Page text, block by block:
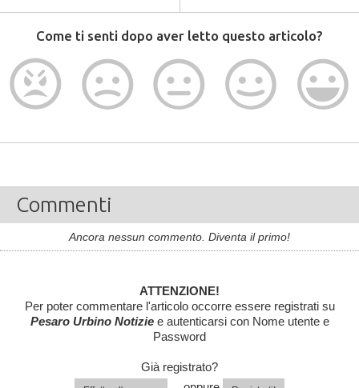
Come ti senti dopo aver letto questo articolo?
Commenti
Ancora nessun commento. Diventa il primo!
ATTENZIONE!
Per poter commentare l'articolo occorre essere registrati su
Pesaro Urbino Notiziee autenticarsi con Nome utente e
Password
Già registrato?